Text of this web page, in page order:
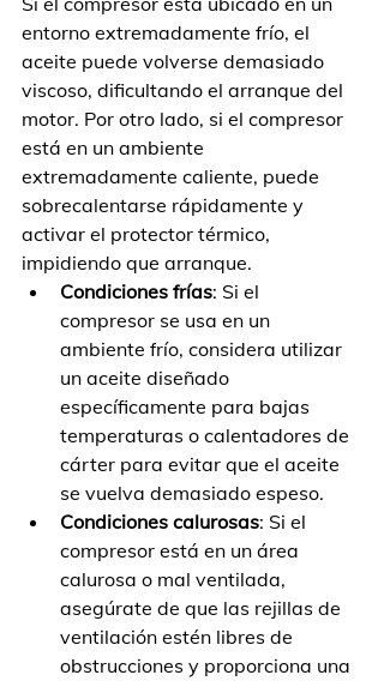
entorno extremadamente frío, el
aceite puede volverse demasiado
viscoso, dificultando el arranque del
motor. Por otro lado, si el compresor
está en un ambiente
extremadamente caliente, puede
sobrecalentarse rápidamente y
activar el protector térmico,
impidiendo que arranque.
Condiciones frías: Si el
compresor se usa en un
ambiente frío, considera utilizar
un aceite diseñado
específicamente para bajas
temperaturas o calentadores de
cárter para evitar que el aceite
se vuelva demasiado espeso.
Condiciones calurosas: Si el
compresor está en un área
calurosa o mal ventilada,
asegúrate de que las rejillas de
ventilación estén libres de
obstrucciones y proporciona una